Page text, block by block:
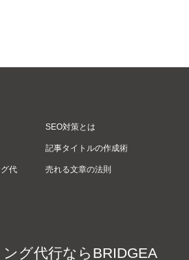
代
SEO対策とは
記事タイトルの作成術
売れる文章の法則
グ代行ならBRIDGEA